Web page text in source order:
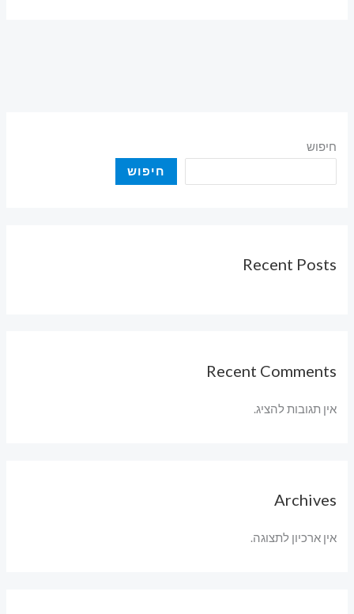
חיפוש
חיפוש
Recent Posts
Recent Comments
אין תגובות להציג.
Archives
אין ארכיון לתצוגה.